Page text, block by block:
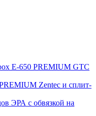
E-650 PREMIUM GTC
Zentec и сплит-
ЭРА с обвязкой на